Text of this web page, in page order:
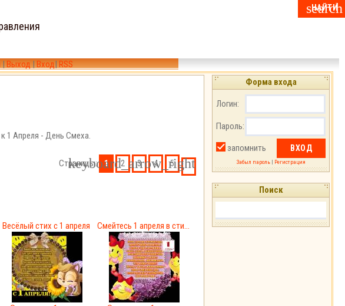
|Выход|Вход|RSS
1 Апреля - День Смеха.
Страницы: 1 2 3 4 5
Весёлый стих с 1 апреля Смейтесь 1 апреля в сти...
Форма входа
Логин:
Пароль:
запомнить
Забыл пароль| Регистрация
Поиск